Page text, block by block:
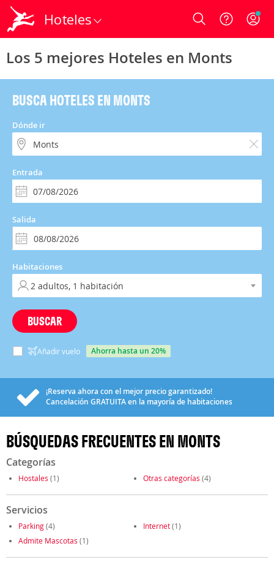
Hoteles Login
Los 5 mejores Hoteles en Monts
BUSCA HOTELES EN MONTS
Dónde ir
Entrada
Salida
Habitaciones
BUSCAR
Añadir vuelo ahorra hasta un 20%
¡Reserva ahora con el mejor precio garantizado!
Cancelación GRATUITAen la mayoría de habitaciones
BÚSQUEDAS FRECUENTES EN MONTS
Categorías
Hostales (1) Otras categorías (4)
Servicios
Parking(4) Internet(1)
Admite Mascotas (1)